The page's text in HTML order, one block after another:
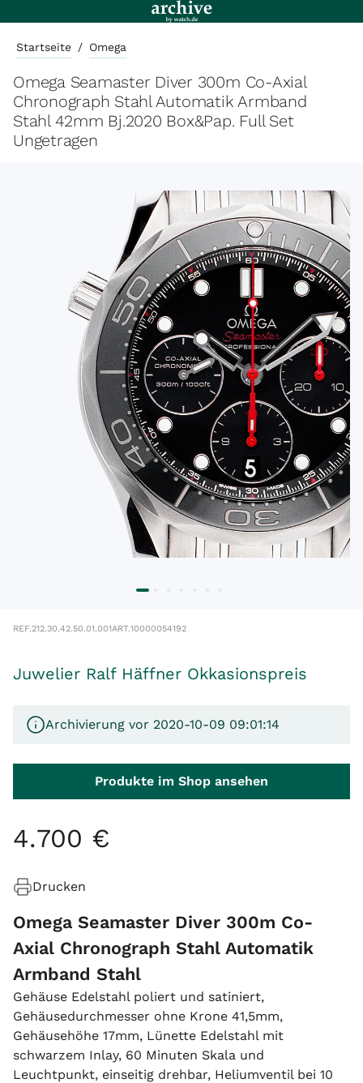
Startseite / Omega
Omega Seamaster Diver 300m Co-Axial
Chronograph Stahl Automatik Armband
Stahl 42mm Bj.2020 Box&Pap. Full Set
Ungetragen
REF.212.30.42.50.01.001ART.10000054192
Juwelier Ralf Häffner Okkasionspreis
Archivierung vor 2020-10-09 09:01:14
Produkte im Shop ansehen
4.700 €
Drucken
Omega Seamaster Diver 300m Co-
Axial Chronograph Stahl Automatik
Armband Stahl
Gehäuse Edelstahl poliert und satiniert,
Gehäusedurchmesser ohne Krone 41,5mm,
Gehäusehöhe 17mm, Lünette Edelstahl mit
schwarzem Inlay, 60 Minuten Skala und
Leuchtpunkt, einseitig drehbar, Heliumventil bei 10